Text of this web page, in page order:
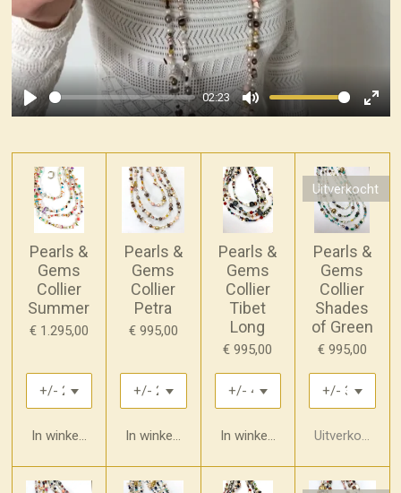
P
y
02:23
M
e
E
e
r
u
e
Pearls &
Gems
Collier
Summer
€ 1.295,00
In winkelwagen
Pearls &
Gems
Collier
Petra
€ 995,00
In winkelwagen
Pearls &
Gems
Collier
Tibet
Long
€ 995,00
In winkelwagen
Uitverkocht
Pearls &
Gems
Collier
Shades
of Green
€ 995,00
Uitverkocht